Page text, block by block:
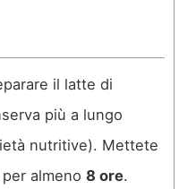
il latte di
più a lungo
nutritive). Mettete
almeno 8 ore.